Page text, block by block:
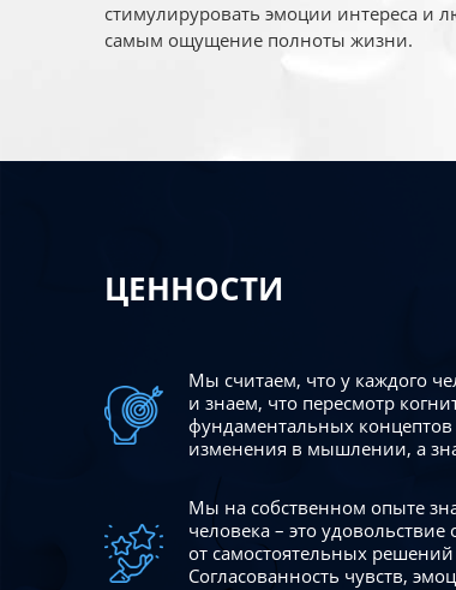
стимулируровать эмоции интереса и
самым ощущение полноты жизни.
ЦЕННОСТИ
Мы считаем, что у каждого
и знаем, что пересмотр
фундаментальных
изменения в мышлении, а
Мы на собственном опыте
человека – это
от самостоятельных
Согласованность чувств,